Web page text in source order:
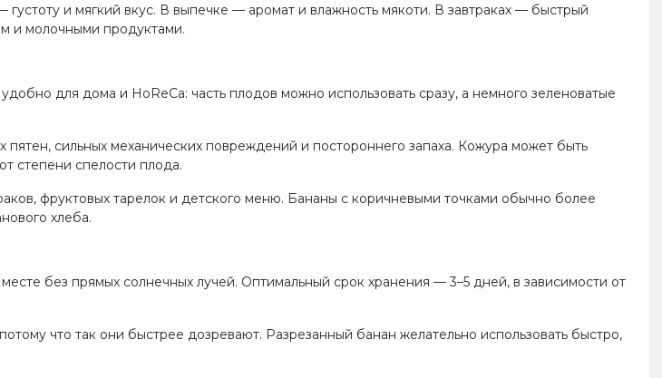
и мягкий вкус. В выпечке — аромат и влажность мякоти. В завтраках — быстрый
и молочными продуктами.
для дома и HoReCa: часть плодов можно использовать сразу, а немного зеленоватые
сильных механических повреждений и постороннего запаха. Кожура может быть
степени спелости плода.
фруктовых тарелок и детского меню. Бананы с коричневыми точками обычно более
хлеба.
без прямых солнечных лучей. Оптимальный срок хранения — 3–5 дней, в зависимости от
что так они быстрее дозревают. Разрезанный банан желательно использовать быстро,